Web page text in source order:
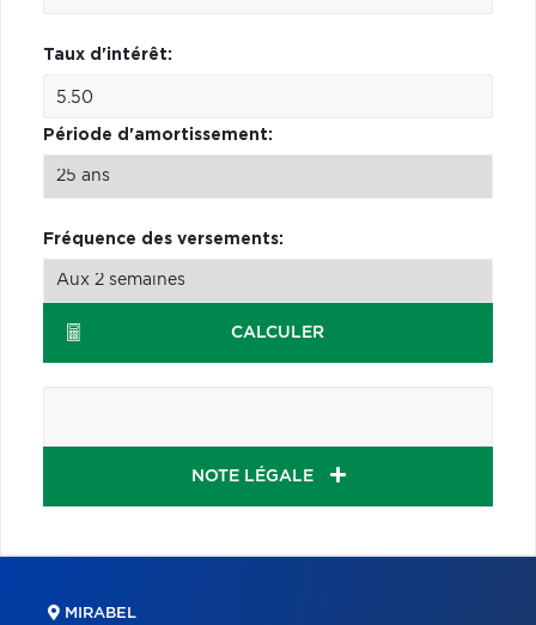
Taux d'intérêt:
Période d'amortissement:
Fréquence des versements:
CALCULER
NOTE LÉGALE
MIRABEL